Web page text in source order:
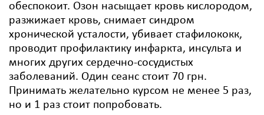
обеспокоит. Озон насыщает кровь кислородом,
разжижает кровь, снимает синдром
хронической усталости, убивает стафилококк,
проводит профилактику инфаркта, инсульта и
многих других сердечно-сосудистых
заболеваний. Один сеанс стоит 70 грн.
Принимать желательно курсом не менее 5 раз,
но и 1 раз стоит попробовать.